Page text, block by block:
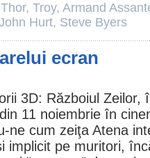
Thor, Troy, Armand
Hurt, Steve Byers
ecran
3D: Războiul Zeilor,
11 noiembrie în
ne cum zeiţa Atena
implicit pe muritori,